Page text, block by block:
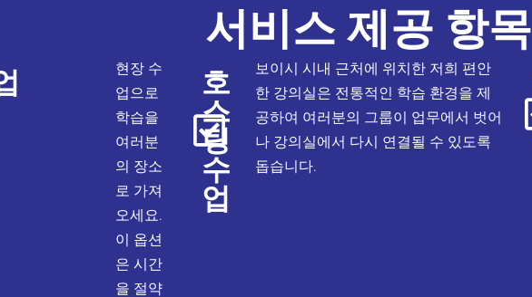
서비스 제공 항목
현장 수
업으로
학습을
여러분
의 장소
로 가져
오세요.
이 옵션
은 시간
을 절약
호
스
팅
수
업
보이시 시내 근처에 위치한 저희 편안
한 강의실은 전통적인 학습 환경을 제
공하여 여러분의 그룹이 업무에서 벗어
나 강의실에서 다시 연결될 수 있도록
돕습니다.